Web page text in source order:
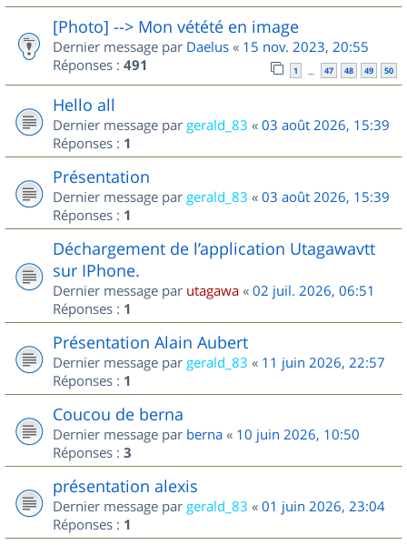
[Photo] --> Mon vétété en image
Dernier message par Daelus « 15 nov. 2023, 20:55
Réponses : 491 1 … 47 48 49 50
Hello all
Dernier message par gerald_83 « 03 août 2026, 15:39
Réponses : 1
Présentation
Dernier message par gerald_83 « 03 août 2026, 15:39
Réponses : 1
Déchargement de l’application Utagawavtt
sur IPhone.
Dernier message par utagawa « 02 juil. 2026, 06:51
Réponses : 1
Présentation Alain Aubert
Dernier message par gerald_83 « 11 juin 2026, 22:57
Réponses : 1
Coucou de berna
Dernier message par berna « 10 juin 2026, 10:50
Réponses : 3
présentation alexis
Dernier message par gerald_83 « 01 juin 2026, 23:04
Réponses : 1